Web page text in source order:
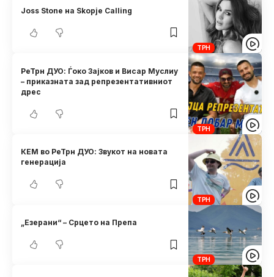
ТРН
Joss Stone на Skopje Calling
ТРН
РеТрн ДУО: Ѓоко Зајков и Висар Муслиу
– приказната зад репрезентативниот
дрес
ТРН
КЕМ во РеТрн ДУО: Звукот на новата
генерација
ТРН
„Езерани“ – Срцето на Препа